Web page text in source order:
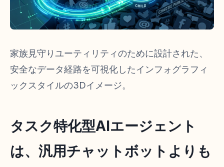
家族見守りユーティリティのために設計された、
安全なデータ経路を可視化したインフォグラフィ
ックスタイルの3Dイメージ。
タスク特化型AIエージェント
は、汎用チャットボットよりも